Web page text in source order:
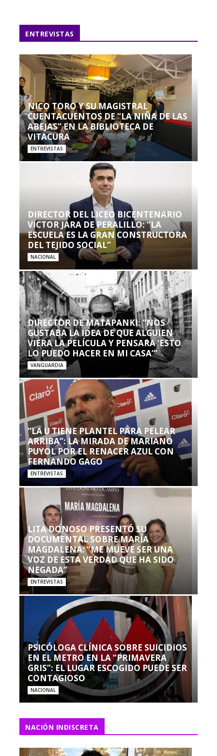
ENTREVISTAS
NICO TORO Y SU MAGISTRAL
CUENTACUENTOS DE “LA NIÑA DE LAS
ABEJAS” EN LA BIBLIOTECA DE
VITACURA
ENTREVISTAS
DIRECTOR DEL LICEO BICENTENARIO
VÍCTOR JARA DE PERALILLO: “LA
ESCUELA ES LA GRAN CONSTRUCTORA
DEL TEJIDO SOCIAL”
NACIONAL
DIRECTOR DE MATAPANKI: “NOS
GUSTABA LA IDEA DE QUE ALGUIEN
VIERA LA PELÍCULA Y PENSARA ‘ESTO
LO PUEDO HACER EN MI CASA’”
VANGUARDIA
“LA U TIENE PLANTEL PARA PELEAR
ARRIBA”: LA MIRADA DE MARIANO
PUYOL POR EL RENACER AZUL CON
FERNANDO GAGO
ENTREVISTAS
LITA DONOSO PRESENTÓ SU
DOCUMENTAL SOBRE MARÍA
MAGDALENA: “ME MUEVE SER UNA
VOZ DE ESTA VERDAD QUE HA SIDO
NEGADA”
ENTREVISTAS
PSICÓLOGA CLÍNICA SOBRE SUICIDIOS
EN EL METRO EN LA “PRIMAVERA
GRIS”: EL LUGAR ESCOGIDO PUEDE SER
CONTAGIOSO
NACIONAL
NACIÓN INDISCRETA